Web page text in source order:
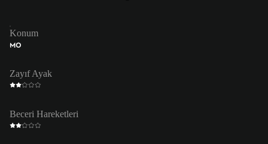
Konum
MO
Zayıf Ayak
Beceri Hareketleri